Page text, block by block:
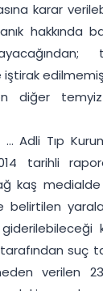
karar
hakkında
diğer
Adli Tıp
tarihli
kaş
belirtilen
suç
verilen